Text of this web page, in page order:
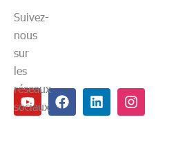
YoutubeFacebookLinkedinInstagram
Suivez-
nous
sur
les
réseaux
sociaux